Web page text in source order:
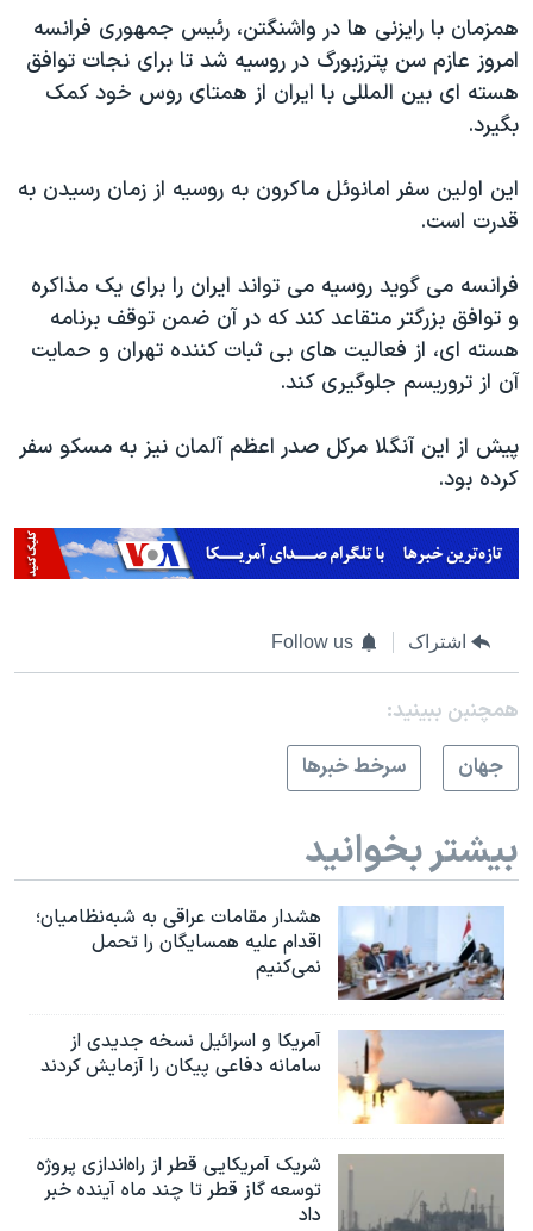
همزمان با رایزنی ها در واشنگتن، رئیس جمهوری فرانسه
امروز عازم سن پترزبورگ در روسیه شد تا برای نجات توافق
هسته ای بین المللی با ایران از همتای روس خود کمک
بگیرد.
این اولین سفر امانوئل ماکرون به روسیه از زمان رسیدن به
قدرت است.
فرانسه می گوید روسیه می تواند ایران را برای یک مذاکره
و توافق بزرگتر متقاعد کند که در آن ضمن توقف برنامه
هسته ای، از فعالیت های بی ثبات کننده تهران و حمایت
آن از تروریسم جلوگیری کند.
پیش از این آنگلا مرکل صدر اعظم آلمان نیز به مسکو سفر
کرده بود.
اشتراک Follow us
همچنبن ببینید:
جهان
سرخط خبرها
بیشتر بخوانید
هشدار مقامات عراقی به شبه‌نظامیان؛
اقدام علیه همسایگان را تحمل
نمی‌کنیم
آمریکا و اسرائیل نسخه جدیدی از
سامانه دفاعی پیکان را آزمایش کردند
شریک آمریکایی قطر از راه‌اندازی پروژه
توسعه گاز قطر تا چند ماه آینده خبر
داد